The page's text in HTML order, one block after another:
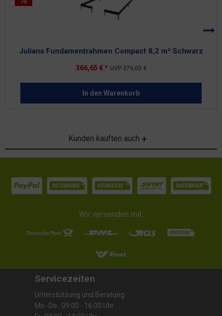
Juliana Fundamentrahmen Compact 8,2 m² Schwarz
366,65 € * UVP 379,00 €
In den Warenkorb
Kunden kauften auch
Wir versenden mit:
Servicezeiten
Unterstützung und Beratung
Mo.-Do.: 09:00 - 16:00 Uhr